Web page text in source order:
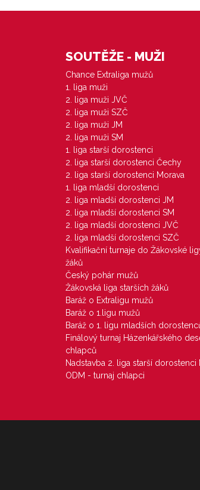
SOUTĚŽE - MUŽI
Chance Extraliga mužů
1. liga muži
2. liga muži JVČ
2. liga muži SZČ
2. liga muži JM
2. liga muži SM
1. liga starší dorostenci
2. liga starší dorostenci Čechy
2. liga starší dorostenci Morava
1. liga mladší dorostenci
2. liga mladší dorostenci JM
2. liga mladší dorostenci SM
2. liga mladší dorostenci JVČ
2. liga mladší dorostenci SZČ
Kvalifikační turnaje do Žákovské
žáků
Český pohár mužů
Žákovská liga starších žáků
Baráž o Extraligu mužů
Baráž o 1.ligu mužů
Baráž o 1. ligu mladších
Finálový turnaj Házenkářského
chlapců
Nadstavba 2. liga starší dorostenci
ODM - turnaj chlapci